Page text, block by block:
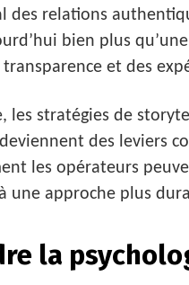
des relations
bien plus
et des
les stratégies de
des leviers
les opérateurs
une approche plus
la